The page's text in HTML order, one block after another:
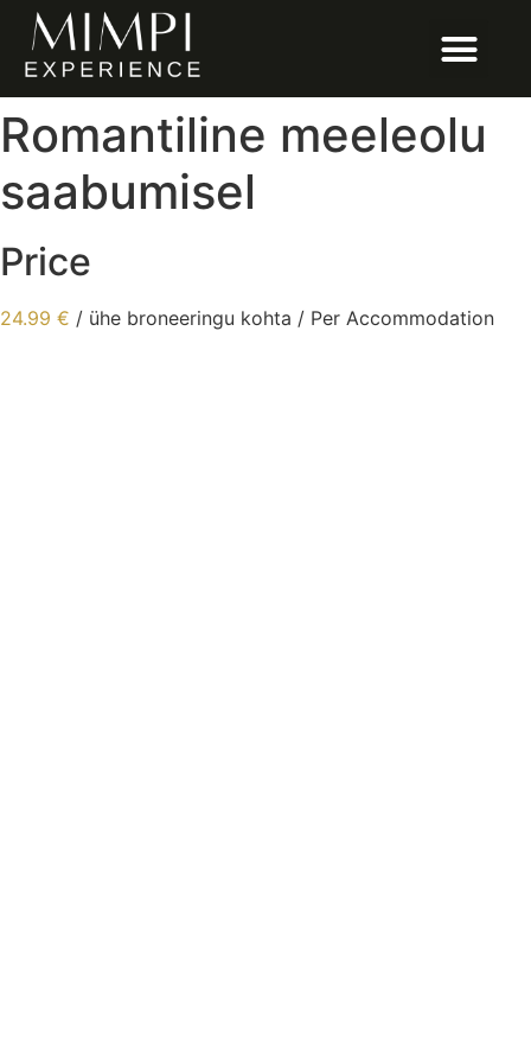
Romantiline meeleolu
saabumisel
Price
24.99 € / ühe broneeringu kohta / Per Accommodation